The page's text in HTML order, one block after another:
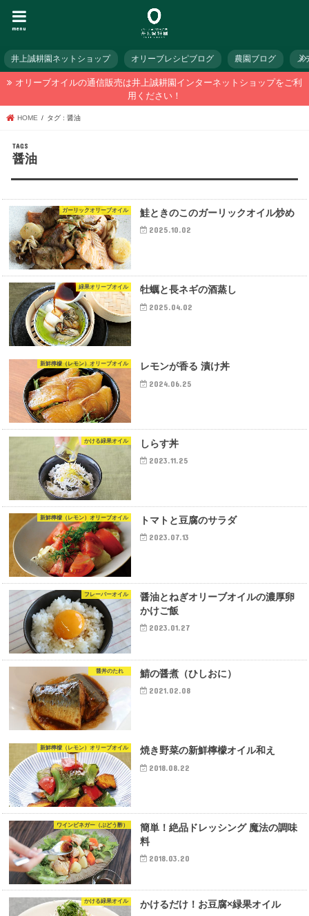
menu
井上誠耕園ネットショップ オリーブレシピブログ 農園ブログ メ
オリーブオイルの通信販売は井上誠耕園インターネットショップをご利
用ください！
HOME タグ : 醤油
醤油
ガーリックオリーブオイル 鮭ときのこのガーリックオイル炒め
2025.10.02
緑果オリーブオイル 牡蠣と長ネギの酒蒸し
2025.04.02
新鮮檸檬（レモン）オリーブオイル レモンが香る 漬け丼
2024.06.25
かける緑果オイル しらす丼
2023.11.25
新鮮檸檬（レモン）オリーブオイル トマトと豆腐のサラダ
2023.07.13
フレーバーオイル
醤油とねぎオリーブオイルの濃厚卵
かけご飯
2023.01.27
醤丼のたれ 鯖の醤煮（ひしおに）
2021.02.08
新鮮檸檬（レモン）オリーブオイル 焼き野菜の新鮮檸檬オイル和え
2018.08.22
ワインビネガー（ぶどう酢）
簡単！絶品ドレッシング 魔法の調味
料
2018.03.20
かける緑果オイル かけるだけ！お豆腐×緑果オイル